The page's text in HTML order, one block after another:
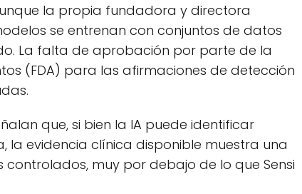
la propia fundadora y directora
se entrenan con conjuntos de datos
La falta de aprobación por parte de la
(FDA) para las afirmaciones de detección
que, si bien la IA puede identificar
evidencia clínica disponible muestra una
controlados, muy por debajo de lo que Sensi